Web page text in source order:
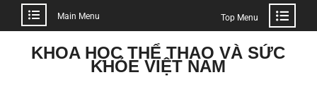
Main Menu Top Menu
KHOA HỌC THỂ THAO VÀ SỨC
KHỎE VIỆT NAM